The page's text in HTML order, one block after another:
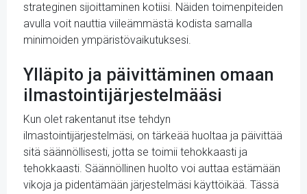
strateginen sijoittaminen kotiisi. Näiden toimenpiteiden
avulla voit nauttia viileämmästä kodista samalla
minimoiden ympäristövaikutuksesi.
Ylläpito ja päivittäminen omaan
ilmastointijärjestelmääsi
Kun olet rakentanut itse tehdyn
ilmastointijärjestelmäsi, on tärkeää huoltaa ja päivittää
sitä säännöllisesti, jotta se toimii tehokkaasti ja
tehokkaasti. Säännöllinen huolto voi auttaa estämään
vikoja ja pidentämään järjestelmäsi käyttöikää. Tässä